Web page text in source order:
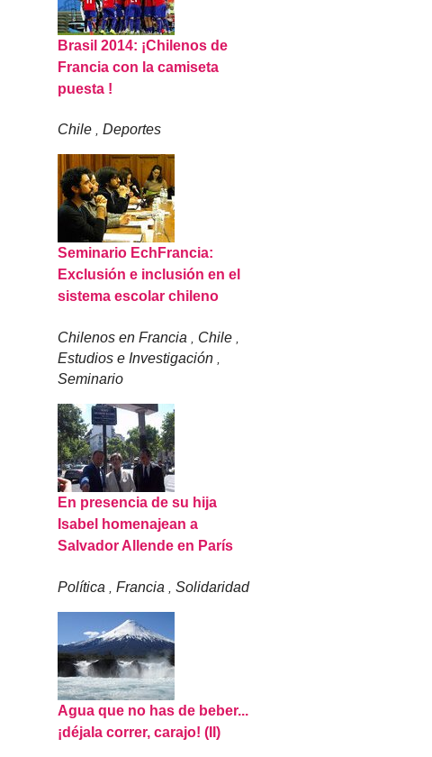
Brasil 2014: ¡Chilenos de
Francia con la camiseta
puesta !
Chile ,Deportes
Seminario EchFrancia:
Exclusión e inclusión en el
sistema escolar chileno
Chilenos en Francia Chile
Estudios e Investigación
Seminario
En presencia de su hija
Isabel homenajean a
Salvador Allende en París
Política ,Francia ,Solidaridad
Agua que no has de beber...
¡déjala correr, carajo! (II)